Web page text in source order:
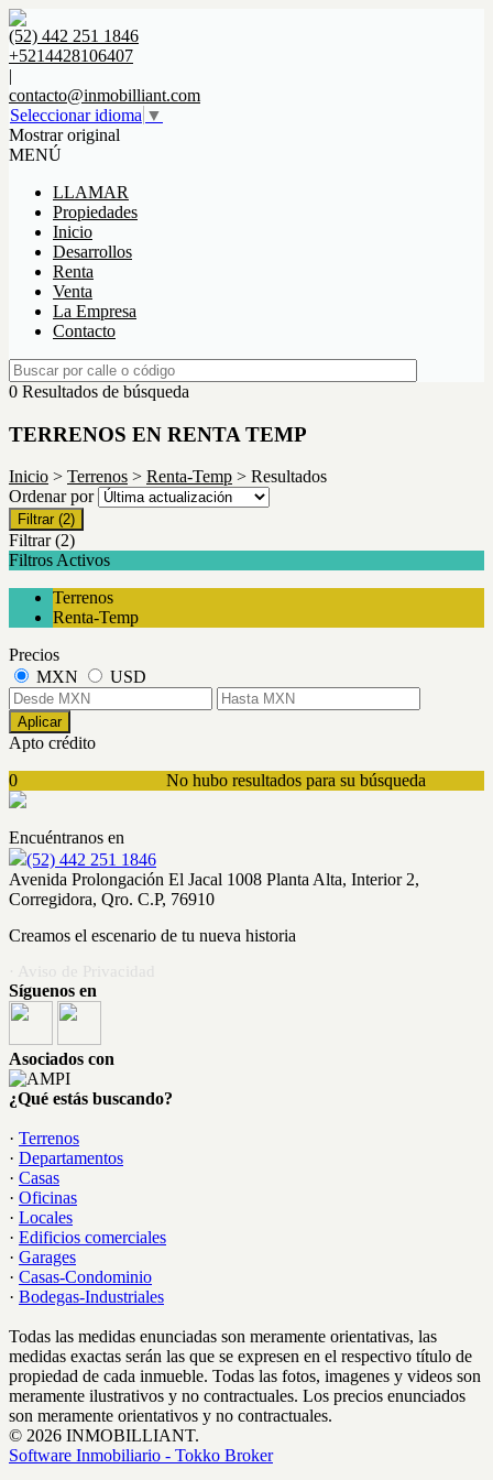
(52) 442 251 1846
+5214428106407
|
contacto@inmobilliant.com
Seleccionar idioma ▼
Mostrar original
MENÚ
LLAMAR
Propiedades
Inicio
Desarrollos
Renta
Venta
La Empresa
Contacto
0 Resultados de búsqueda
TERRENOS EN RENTA TEMP
Inicio > Terrenos > Renta-Temp > Resultados
Ordenar por
Filtrar (2)
Filtrar (2)
Filtros Activos
Terrenos
Renta-Temp
Precios
MXN
USD
Aplicar
Apto crédito
No hubo resultados para su búsqueda
0
Encuéntranos en
(52) 442 251 1846
Avenida Prolongación El Jacal 1008 Planta Alta, Interior 2,
Corregidora, Qro. C.P, 76910
Creamos el escenario de tu nueva historia
Síguenos en
Asociados con
¿Qué estás buscando?
· Terrenos
· Departamentos
· Casas
· Oficinas
· Locales
· Edificios comerciales
· Garages
· Casas-Condominio
· Bodegas-Industriales
Todas las medidas enunciadas son meramente orientativas, las
medidas exactas serán las que se expresen en el respectivo título de
propiedad de cada inmueble. Todas las fotos, imagenes y videos son
meramente ilustrativos y no contractuales. Los precios enunciados
son meramente orientativos y no contractuales.
© 2026 INMOBILLIANT.
Software Inmobiliario - Tokko Broker